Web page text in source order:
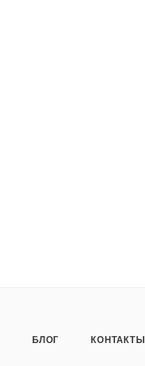
БЛОГ КОНТАКТЫ